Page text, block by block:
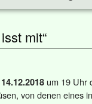
mit“
um 19 Uhr
von denen eines